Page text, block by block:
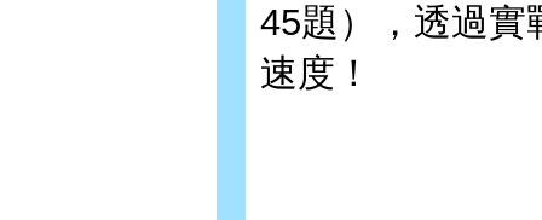
45題），透過實
速度！